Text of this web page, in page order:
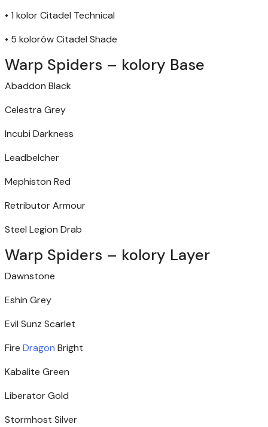
• 1 kolor Citadel Technical
• 5 kolorów Citadel Shade
Warp Spiders – kolory Base
Abaddon Black
Celestra Grey
Incubi Darkness
Leadbelcher
Mephiston Red
Retributor Armour
Steel Legion Drab
Warp Spiders – kolory Layer
Dawnstone
Eshin Grey
Evil Sunz Scarlet
Fire Dragon Bright
Kabalite Green
Liberator Gold
Stormhost Silver